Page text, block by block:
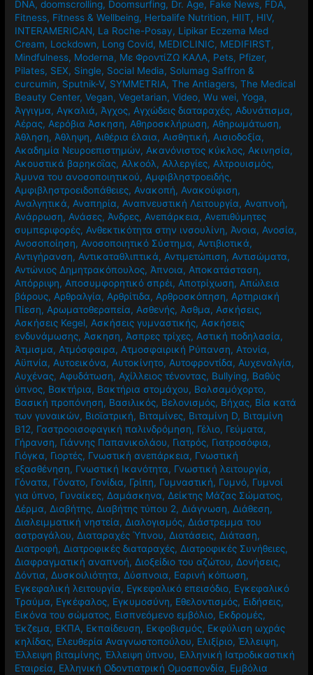
DNA,doomscrolling, Doomsurfing, Dr. Age, Fake News, FDA,
Fitness, Fitness & Wellbeing, Herbalife Nutrition, HIIT, HIV,
INTERAMERICAN, La Roche-Posay, Lipikar Eczema Med
Cream, Lockdown, Long Covid, MEDICLINIC, MEDIFIRST,
Mindfulness, Moderna, Mε ΦροντίΖΩ ΚΑΛΑ, Pets, Pfizer,
Pilates, SEX, Single, Social Media, Solumag Saffron &
curcumin, Sputnik-V, SYMMETRIA,The Antiagers,The Medical
Beauty Center,Vegan,Vegetarian,Video,Wu wei,Yoga,
Άγγιγμα, Αγκαλιά, Άγχος, Αγχώδεις διαταραχές, Αδυνάτισμα,
Αέρας, Αερόβια Άσκηση, Αθηροσκλήρωση, Αθηρωμάτωση,
Άθληση, Άθληψη, Αιθέρια έλαια, Αισθητική, Αισιοδοξία,
Ακαδημία Νευροεπιστημών, Ακανόνιστος κύκλος, Ακινησία,
Ακουστικά βαρηκοΐας, Αλκοόλ, Αλλεργίες, Αλτρουισμός,
Άμυνα του ανοσοποιητικού, Αμφιβληστροειδής,
Αμφιβληστροειδοπάθειες, Ανακοπή, Ανακούφιση,
Αναλγητικά, Αναπηρία, Αναπνευστική Λειτουργία, Αναπνοή,
Ανάρρωση, Ανάσες, Άνδρες, Ανεπάρκεια, Ανεπιθύμητες
συμπεριφορές, Ανθεκτικότητα στην ινσουλίνη, Άνοια, Ανοσία,
Ανοσοποίηση, Ανοσοποιητικό Σύστημα, Αντιβιοτικά,
Αντιγήρανση, Αντικαταθλιπτικά, Αντιμετώπιση, Αντισώματα,
Αντώνιος Δημητρακόπουλος, Άπνοια, Αποκατάσταση,
Απόρριψη, Αποσυμφορητικό σπρέι, Αποτρίχωση, Απώλεια
βάρους, Αρθραλγία, Αρθρίτιδα, Αρθροσκόπηση, Αρτηριακή
Πίεση, Αρωματοθεραπεία, Ασθενής, Άσθμα, Ασκήσεις,
Ασκήσεις Kegel, Ασκήσεις γυμναστικής, Ασκήσεις
ενδυνάμωσης, Άσκηση, Άσπρες τρίχες, Αστική ποδηλασία,
Άτμισμα, Ατμόσφαιρα, Ατμοσφαιρική Ρύπανση, Ατονία,
Αϋπνία, Αυτοεικόνα, Αυτοκίνητο, Αυτοφροντίδα, Αυχεναλγία,
Αυχένας, Αφυδάτωση, Αχίλλειος τένοντας, Βullying, Βαθύς
ύπνος, Βακτήρια, Βακτήρια στομάχου, Βαλσαμόχορτο,
Βασική προπόνηση, Βασιλικός, Βελονισμός, Βήχας, Βία κατά
των γυναικών, Βιοϊατρική, Βιταμίνες, Βιταμίνη D, Βιταμίνη
Β12, Γαστροοισοφαγική παλινδρόμηση, Γέλιο, Γεύματα,
Γήρανση, Γιάννης Παπανικολάου, Γιατρός, Γιατροσόφια,
Γιόγκα, Γιορτές, Γνωστική ανεπάρκεια, Γνωστική
εξασθένηση, Γνωστική Ικανότητα, Γνωστική λειτουργία,
Γόνατα, Γόνατο, Γονίδια, Γρίπη, Γυμναστική, Γυμνό, Γυμνοί
για ύπνο, Γυναίκες, Δαμάσκηνα, Δείκτης Μάζας Σώματος,
Δέρμα, Διαβήτης, Διαβήτης τύπου 2, Διάγνωση, Διάθεση,
Διαλειμματική νηστεία, Διαλογισμός, Διάστρεμμα του
αστραγάλου, Διαταραχές Ύπνου, Διατάσεις, Διάταση,
Διατροφή, Διατροφικές διαταραχές, Διατροφικές Συνήθειες,
Διαφραγματική αναπνοή, Διοξείδιο του αζώτου, Δονήσεις,
Δόντια, Δυσκοιλιότητα, Δύσπνοια, Εαρινή κόπωση,
Εγκεφαλική λειτουργία, Εγκεφαλικό επεισόδιο, Εγκεφαλικό
Τραύμα, Εγκέφαλος, Εγκυμοσύνη, Εθελοντισμός, Ειδήσεις,
Εικόνα του σώματος, Εισπνεόμενο εμβόλιο, Εκδρομές,
Έκζεμα, ΕΚΠΑ, Εκπαίδευση, Εκφοβισμός, Εκφύλιση ωχράς
κηλίδας, Ελευθερία Αναγνωστοπούλου, Ελιξίριο,Έλλειψη,
Έλλειψη βιταμίνης,Έλλειψη ύπνου, Ελληνική Ιατροδικαστική
Εταιρεία, Ελληνική Οδοντιατρική Ομοσπονδία, Εμβόλια